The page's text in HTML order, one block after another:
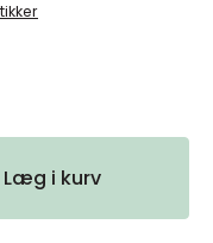
Læg i kurv